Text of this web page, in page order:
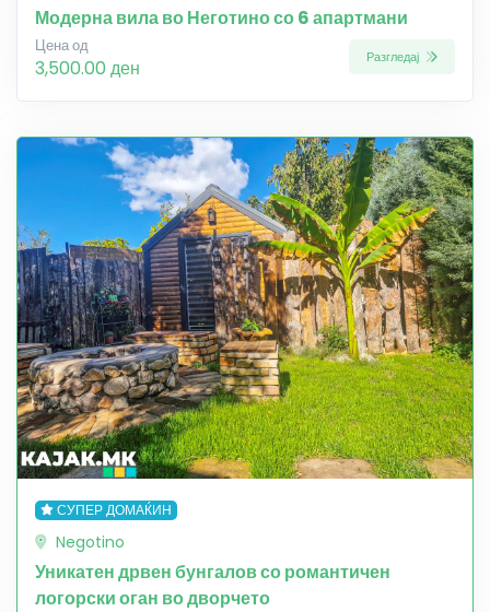
Модерна вила во Неготино со 6 апартмани
Цена од
3,500.00 ден Разгледај
СУПЕР ДОМАЌИН
Negotino
Уникатен дрвен бунгалов со романтичен
логорски оган во дворчето